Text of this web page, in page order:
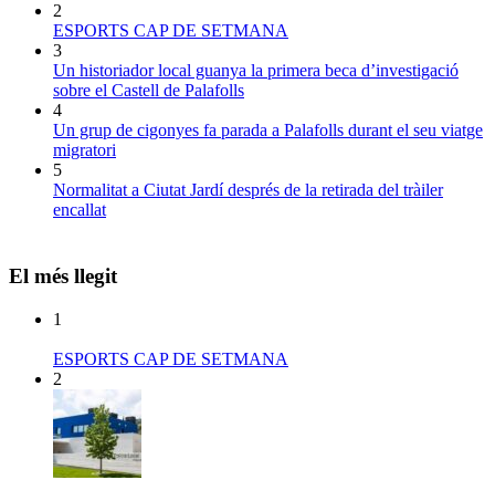
2
ESPORTS CAP DE SETMANA
3
Un historiador local guanya la primera beca d’investigació
sobre el Castell de Palafolls
4
Un grup de cigonyes fa parada a Palafolls durant el seu viatge
migratori
5
Normalitat a Ciutat Jardí després de la retirada del tràiler
encallat
El més llegit
1
ESPORTS CAP DE SETMANA
2